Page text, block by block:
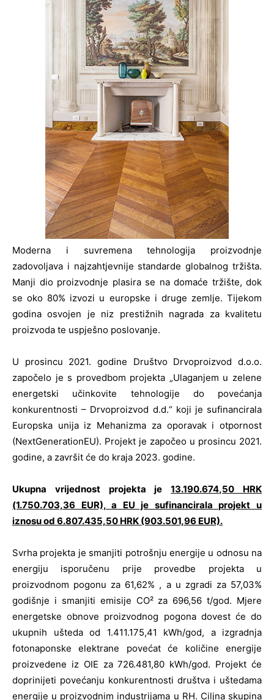
Moderna i suvremena tehnologija proizvodnje
zadovoljava i najzahtjevnije standarde globalnog tržišta.
Manji dio proizvodnje plasira se na domaće tržište, dok
se oko 80% izvozi u europske i druge zemlje. Tijekom
godina osvojen je niz prestižnih nagrada za kvalitetu
proizvoda te uspješno poslovanje.
U prosincu 2021. godine Društvo Drvoproizvod d.o.o.
započelo je s provedbom projekta „Ulaganjem u zelene
energetski učinkovite tehnologije do povećanja
konkurentnosti – Drvoproizvod d.d.“ koji je sufinancirala
Europska unija iz Mehanizma za oporavak i otpornost
(NextGenerationEU). Projekt je započeo u prosincu 2021.
godine, a završit će do kraja 2023. godine.
Ukupna vrijednost projekta je13.190.674,50 HRK
(1.750.703,36 EUR), a EU je sufinancirala projekt u
iznosu od 6.807.435,50 HRK (903.501,96 EUR).
Svrha projekta je smanjiti potrošnju energije u odnosu na
energiju isporučenu prije provedbe projekta u
proizvodnom pogonu za 61,62% , a u zgradi za 57,03%
godišnje i smanjiti emisije CO² za 696,56 t/god. Mjere
energetske obnove proizvodnog pogona dovest će do
ukupnih ušteda od 1.411.175,41 kWh/god, a izgradnja
fotonaponske elektrane povećat će količine energije
proizvedene iz OIE za 726.481,80 kWh/god. Projekt će
doprinijeti povećanju konkurentnosti društva i uštedama
energije u proizvodnim industrijama u RH. Ciljna skupina